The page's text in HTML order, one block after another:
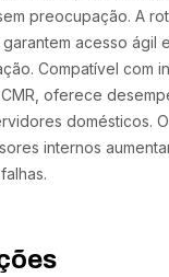
preocupação. A
acesso ágil
Compatível com
oferece
domésticos.
internos